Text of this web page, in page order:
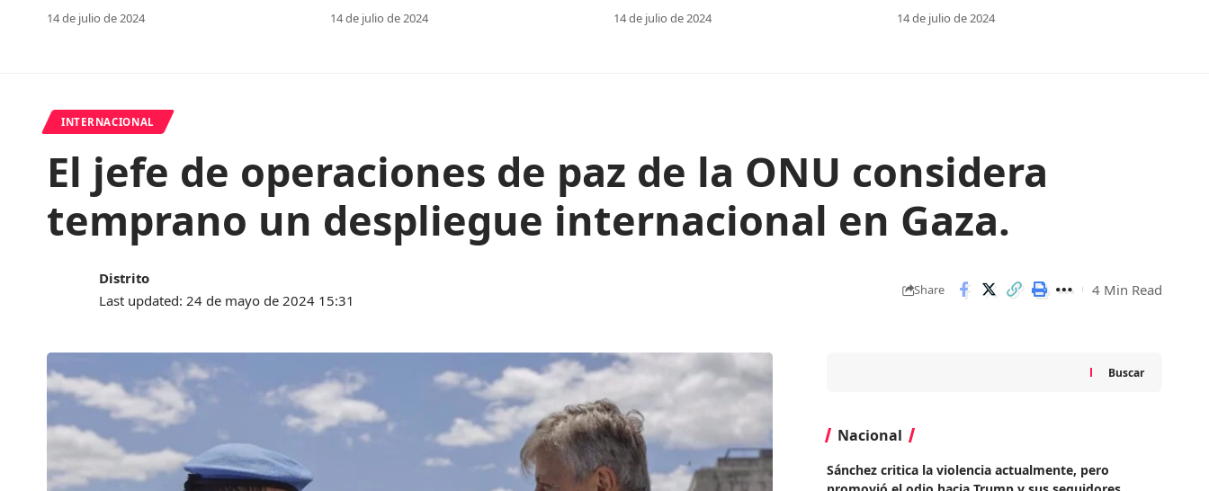
14 de julio de 2024 14 de julio de 2024 14 de julio de 2024 14 de julio de 2024
INTERNACIONAL
El jefe de operaciones de paz de la ONU considera
temprano un despliegue internacional en Gaza.
Last updated: 24 de mayo de 2024 15:31
Distrito
Share 4 Min Read
Buscar
Nacional
Sánchez critica la violencia actualmente, pero